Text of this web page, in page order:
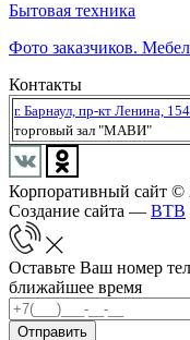
Бытовая техника
Фото заказчиков.
Контакты
г. Барнаул, пр-кт Ленина,
торговый зал "МАВИ"
Корпоративный сайт ©
Создание сайта — BTB
Оставьте Ваш номер
ближайшее время
Отправить